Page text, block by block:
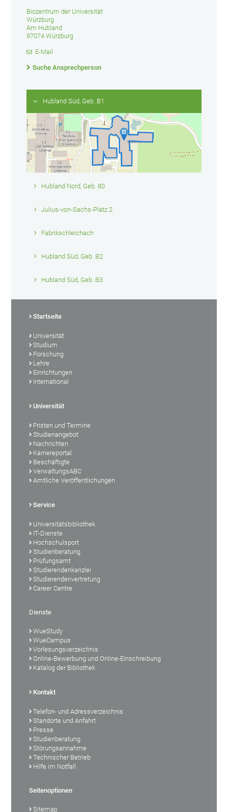
Biozentrum der Universität
Würzburg
Am Hubland
97074 Würzburg
E-Mail
Suche Ansprechperson
Hubland Süd, Geb. B1
Hubland Nord, Geb. 80
Julius-von-Sachs-Platz 2
Fabrikschleichach
Hubland Süd, Geb. B2
Hubland Süd, Geb. B3
Startseite
Universität
Studium
Forschung
Lehre
Einrichtungen
International
Universität
Fristen und Termine
Studienangebot
Nachrichten
Karriereportal
Beschäftigte
VerwaltungsABC
Amtliche Veröffentlichungen
Service
Universitätsbibliothek
IT-Dienste
Hochschulsport
Studienberatung
Prüfungsamt
Studierendenkanzlei
Studierendenvertretung
Career Centre
Dienste
WueStudy
WueCampus
Vorlesungsverzeichnis
Online-Bewerbung und Online-Einschreibung
Katalog der Bibliothek
Kontakt
Telefon- und Adressverzeichnis
Standorte und Anfahrt
Presse
Studienberatung
Störungsannahme
Technischer Betrieb
Hilfe im Notfall
Seitenoptionen
Sitemap